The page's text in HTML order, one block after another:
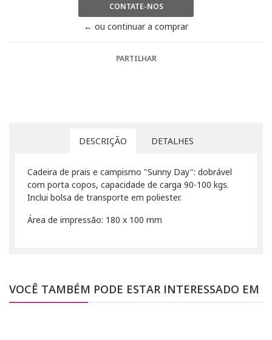
CONTATE-NOS
← ou continuar a comprar
PARTILHAR
DESCRIÇÃO DETALHES
Cadeira de prais e campismo "Sunny Day": dobrável
com porta copos, capacidade de carga 90-100 kgs.
Inclui bolsa de transporte em poliester.
Área de impressão: 180 x 100 mm
VOCÊ TAMBÉM PODE ESTAR INTERESSADO EM